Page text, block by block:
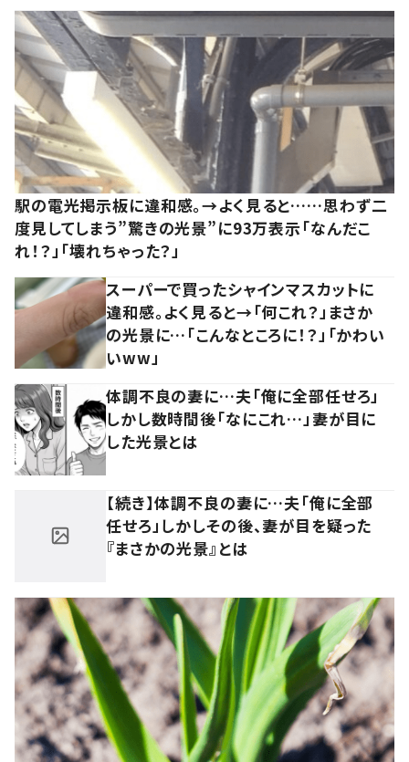
駅の電光掲示板に違和感。→よく見ると……思わず二
度見してしまう”驚きの光景”に93万表示「なんだこ
れ！？」「壊れちゃった？」
スーパーで買ったシャインマスカットに
違和感。よく見ると→「何これ？」まさか
の光景に…「こんなところに！？」「かわい
いww」
体調不良の妻に…夫「俺に全部任せろ」
しかし数時間後「なにこれ…」妻が目に
した光景とは
【続き】体調不良の妻に…夫「俺に全部
任せろ」しかしその後、妻が目を疑った
『まさかの光景』とは